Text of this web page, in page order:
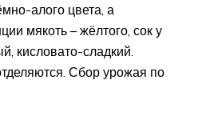
алого цвета, а
мякоть – жёлтого, сок у
кисловато-сладкий.
Сбор урожая по